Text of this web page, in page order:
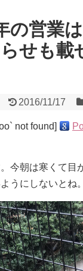
営業は
せも載
2016/11/17
not found]
今朝は寒くて目
うにしないとね。